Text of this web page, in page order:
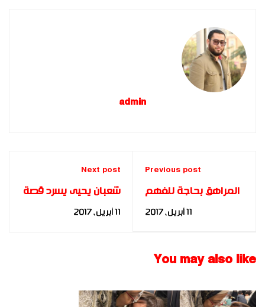
admin
Previous post
المراهق بحاجة للفهم
- د. مها فؤاد
11 أبريل، 2017
Next post
شعبان يحيى يسرد قصة
كفاحه لـ د.مها فؤاد
11 أبريل، 2017
You may also like